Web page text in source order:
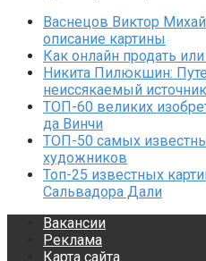
Васнецов Виктор
описание картины
Как онлайн продать
Никита Пилюкшин:
неиссякаемый
ТОП-60 великих
да Винчи
ТОП-50 самых
художников
Топ-25 известных
Сальвадора Дали
Вакансии
Реклама
Карта сайта